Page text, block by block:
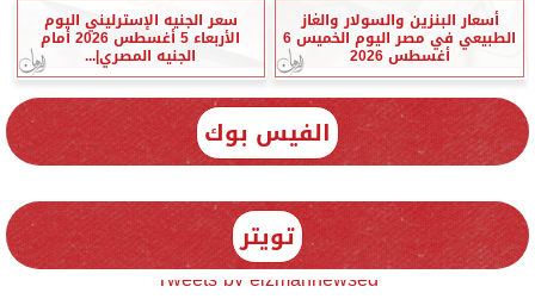
أسعار البنزين والسولار والغاز
الطبيعي في مصر اليوم الخميس 6
أغسطس 2026
سعر الجنيه الإسترليني اليوم
الأربعاء 5 أغسطس 2026 أمام
الجنيه المصري|...
الفيس بوك
تويتر
Tweets by elzmannewseg